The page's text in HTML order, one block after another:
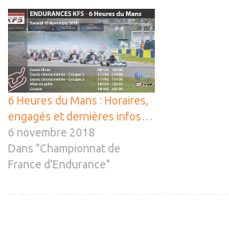
6 Heures du Mans : Horaires,
engagés et dernières infos…
6 novembre 2018
Dans "Championnat de
France d'Endurance"